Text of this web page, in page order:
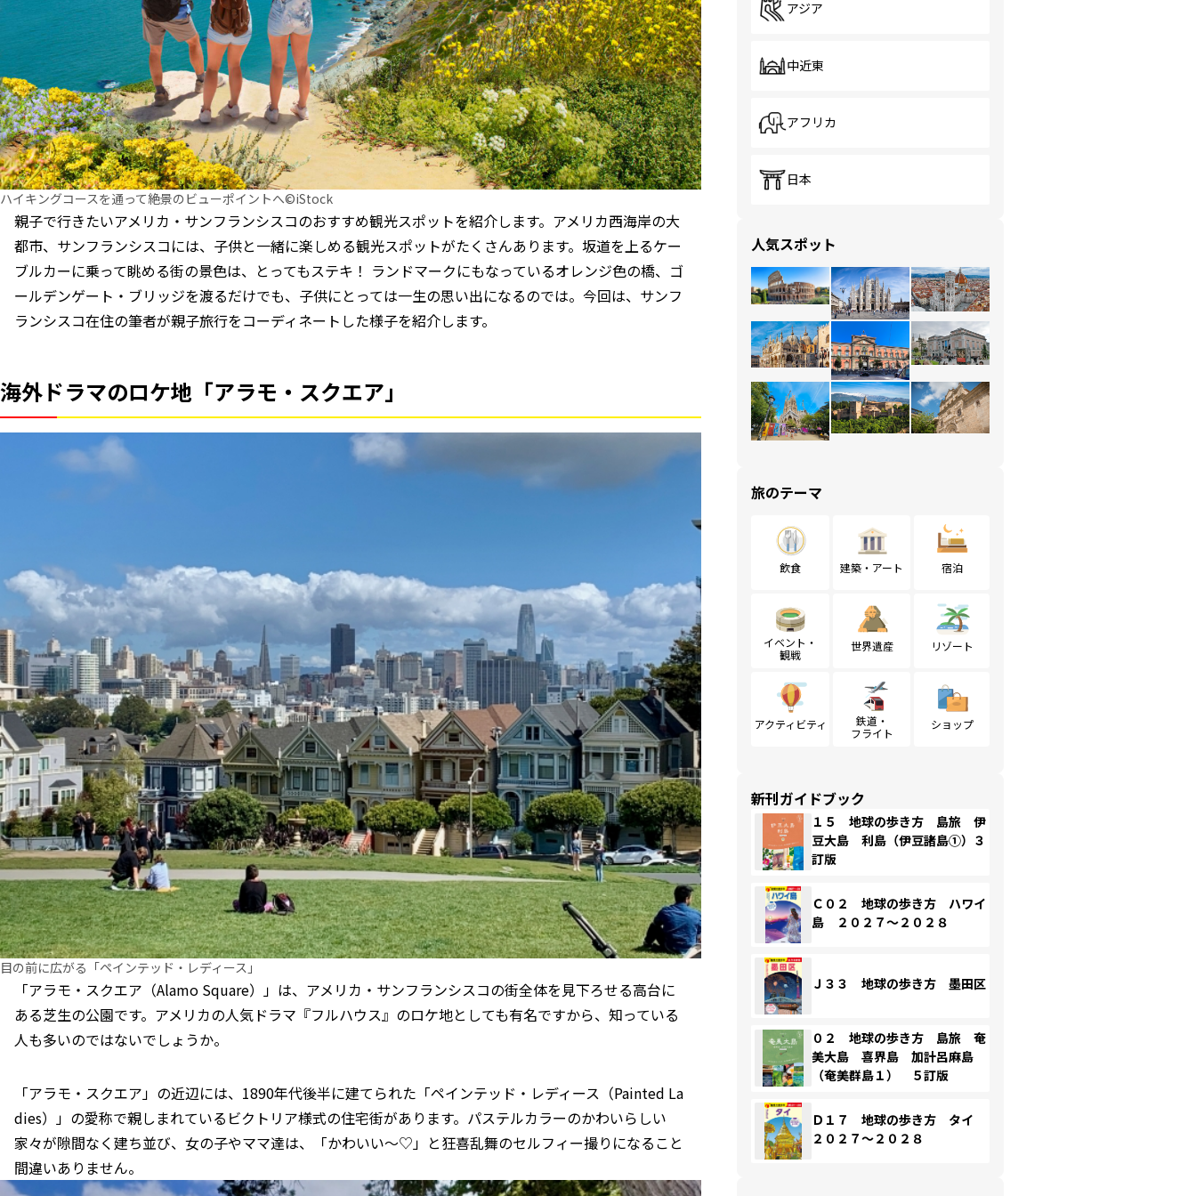
ハイキングコースを通って絶景のビューポイントへ©iStock
親子で行きたいアメリカ・サンフランシスコのおすすめ観光スポットを紹介します。アメリカ西海岸の大
都市、サンフランシスコには、子供と一緒に楽しめる観光スポットがたくさんあります。坂道を上るケー
ブルカーに乗って眺める街の景色は、とってもステキ！ ランドマークにもなっているオレンジ色の橋、ゴ
ールデンゲート・ブリッジを渡るだけでも、子供にとっては一生の思い出になるのでは。今回は、サンフ
ランシスコ在住の筆者が親子旅行をコーディネートした様子を紹介します。
海外ドラマのロケ地「アラモ・スクエア」
目の前に広がる「ペインテッド・レディース」
「アラモ・スクエア（Alamo Square）」は、アメリカ・サンフランシスコの街全体を見下ろせる高台に
ある芝生の公園です。アメリカの人気ドラマ『フルハウス』のロケ地としても有名ですから、知っている
人も多いのではないでしょうか。
「アラモ・スクエア」の近辺には、1890年代後半に建てられた「ペインテッド・レディース（Painted La
dies）」の愛称で親しまれているビクトリア様式の住宅街があります。パステルカラーのかわいらしい
家々が隙間なく建ち並び、女の子やママ達は、「かわいい～♡」と狂喜乱舞のセルフィー撮りになること
間違いありません。
アジア
中近東
アフリカ
日本
人気スポット
旅のテーマ
飲食 建築・アート 宿泊
イベント・
観戦
世界遺産 リゾート
アクティビティ
鉄道・
フライト
ショップ
新刊ガイドブック
１５ 地球の歩き方 島旅 伊
豆大島 利島（伊豆諸島①）３
訂版
Ｃ０２ 地球の歩き方 ハワイ
島 ２０２７～２０２８
Ｊ３３ 地球の歩き方 墨田区
０２ 地球の歩き方 島旅 奄
美大島 喜界島 加計呂麻島
（奄美群島１） ５訂版
Ｄ１７ 地球の歩き方 タイ
２０２７～２０２８